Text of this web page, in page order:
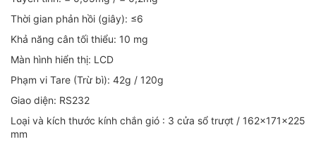
Thời gian phản hồi (giây): ≤6
Khả năng cân tối thiểu: 10 mg
Màn hình hiển thị: LCD
Phạm vi Tare (Trừ bì): 42g / 120g
Giao diện: RS232
Loại và kích thước kính chắn gió : 3 cửa sổ trượt / 162x171x225
mm